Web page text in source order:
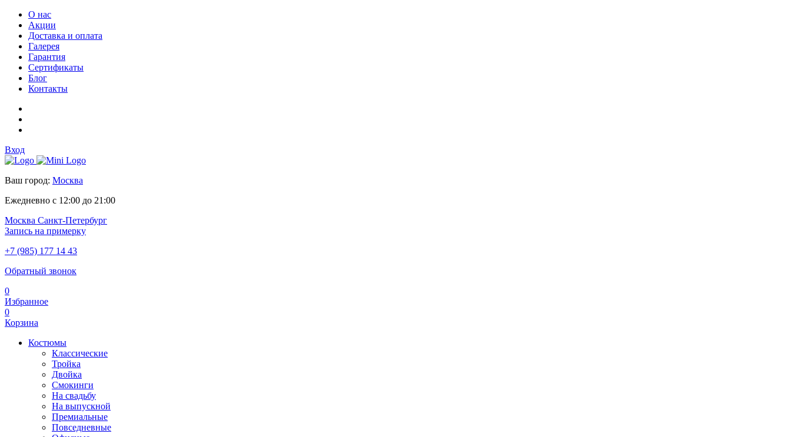
О нас
Акции
Доставка и оплата
Галерея
Гарантия
Сертификаты
Блог
Контакты
Вход
Ваш город: Москва
Ежедневно с 12:00 до 21:00
Москва Санкт-Петербург
Запись на примерку
+7 (985) 177 14 43
Обратный звонок
0
Избранное
0
Корзина
Костюмы
Классические
Тройка
Двойка
Смокинги
На свадьбу
На выпускной
Премиальные
Повседневные